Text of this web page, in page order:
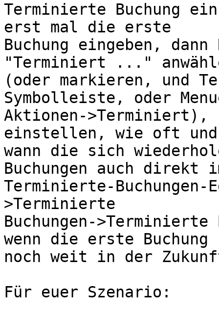
Terminierte Buchung
erst mal die erste
Buchung eingeben,
"Terminiert ..."
(oder markieren, und
Symbolleiste, oder
Aktionen->Terminiert),
einstellen, wie oft
wann die sich
Buchungen auch direkt
Terminierte-
>Terminierte
Buchungen-
wenn die erste Buchung
noch weit in der
Für euer Szenario: